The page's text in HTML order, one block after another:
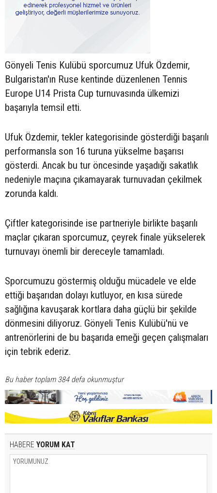
Gönyeli Tenis Kulübü sporcumuz Ufuk Özdemir,
Bulgaristan'ın Ruse kentinde düzenlenen Tennis
Europe U14 Prista Cup turnuvasında ülkemizi
başarıyla temsil etti.
Ufuk Özdemir, tekler kategorisinde gösterdiği başarılı
performansla son 16 turuna yükselme başarısı
gösterdi. Ancak bu tur öncesinde yaşadığı sakatlık
nedeniyle maçına çıkamayarak turnuvadan çekilmek
zorunda kaldı.
Çiftler kategorisinde ise partneriyle birlikte başarılı
maçlar çıkaran sporcumuz, çeyrek finale yükselerek
turnuvayı önemli bir dereceyle tamamladı.
Sporcumuzu göstermiş olduğu mücadele ve elde
ettiği başarıdan dolayı kutluyor, en kısa sürede
sağlığına kavuşarak kortlara daha güçlü bir şekilde
dönmesini diliyoruz. Gönyeli Tenis Kulübü'nü ve
antrenörlerini de bu başarıda emeği geçen çalışmaları
için tebrik ederiz.
Bu haber toplam 384 defa okunmuştur
HABERE YORUM KAT